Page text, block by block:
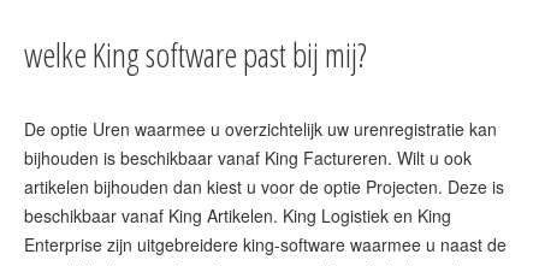
welke King software past bij mij?
De optie Uren waarmee u overzichtelijk uw urenregistratie kan
bijhouden is beschikbaar vanaf King Factureren. Wilt u ook
artikelen bijhouden dan kiest u voor de optie Projecten. Deze is
beschikbaar vanaf King Artikelen. King Logistiek en King
Enterprise zijn uitgebreidere king-software waarmee u naast de